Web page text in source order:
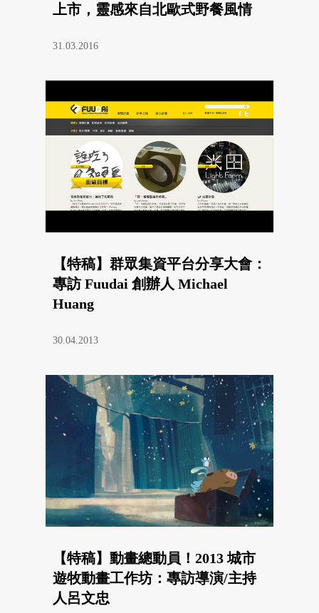
上市，靈感來自北歐式野餐風情
31.03.2016
【特稿】群眾集資平台分享大會：
專訪 Fuudai 創辦人 Michael
Huang
30.04.2013
【特稿】動畫總動員！2013 城市
遊牧動畫工作坊：專訪導演/主持
人呂文忠